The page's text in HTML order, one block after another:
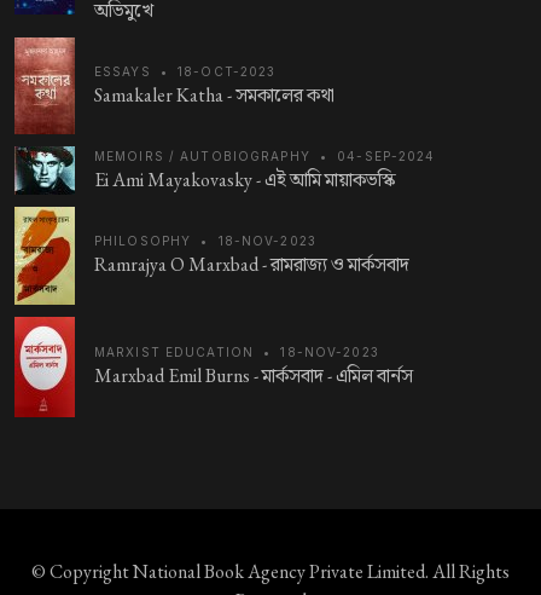
অভিমুখে
ESSAYS • 18-OCT-2023
Samakaler Katha -সমকালের কথা
MEMOIRS / AUTOBIOGRAPHY • 04-SEP-2024
Ei Ami Mayakovasky -এই আমি মায়াকভস্কি
PHILOSOPHY • 18-NOV-2023
Ramrajya O Marxbad -রামরাজ্য ও মার্কসবাদ
MARXIST EDUCATION • 18-NOV-2023
Marxbad Emil Burns -মার্কসবাদ - এমিল বার্নস
© CopyrightNational Book Agency Private Limited. All Rights